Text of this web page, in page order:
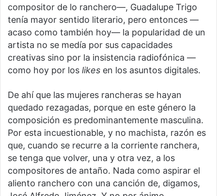
compositor de lo ranchero—, Guadalupe Trigo
tenía mayor sentido literario, pero entonces —
acaso como también hoy— la popularidad de un
artista no se medía por sus capacidades
creativas sino por la insistencia radiofónica —
como hoy por los likes en los asuntos digitales.
De ahí que las mujeres rancheras se hayan
quedado rezagadas, porque en este género la
composición es predominantemente masculina.
Por esta incuestionable, y no machista, razón es
que, cuando se recurre a la corriente ranchera,
se tenga que volver, una y otra vez, a los
compositores de antaño. Nada como aspirar el
aliento ranchero con una canción de, digamos,